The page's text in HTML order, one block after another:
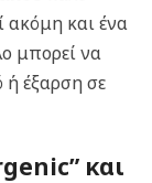
ακόμη και ένα
μπορεί να
ή έξαρση σε
και